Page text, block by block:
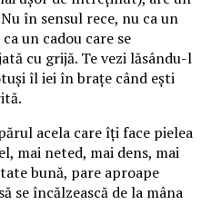
în sensul rece, nu ca un
un cadou care se
cu grijă. Te vezi lăsându-l
îl iei în brațe când ești
acela care îți face pielea
mai neted, mai dens, mai
bună, pare aproape
se încălzească de la mâna